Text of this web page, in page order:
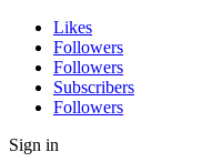
Likes
Followers
Followers
Subscribers
Followers
Sign in